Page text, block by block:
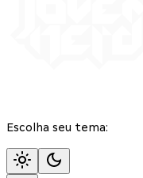
Escolha seu tema: